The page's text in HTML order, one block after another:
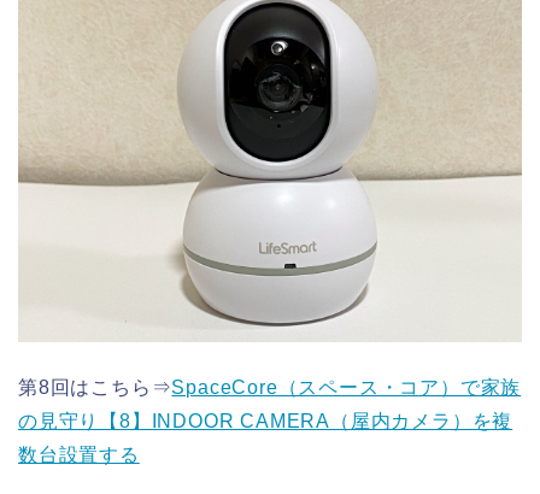
第8回はこちら⇒SpaceCore（スペース・コア）で家族
の見守り【8】INDOOR CAMERA（屋内カメラ）を複
数台設置する